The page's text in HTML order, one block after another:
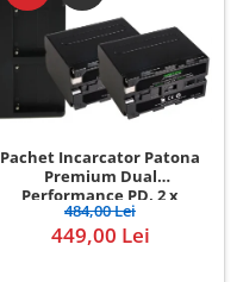
Pachet Incarcator Patona
Premium Dual
Performance PD, 2 x
Acumulatori Patona
Premium pentru Sony NP-
F970
484,00 Lei
449,00 Lei